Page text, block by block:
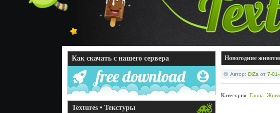
Как скачать с нашего сервера
Textures • Текстуры
Новогодние
Автор: DiZa от 7-
Категория: Fauna.